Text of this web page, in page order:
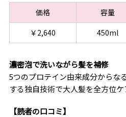
価格 容量
￥2,640
450ml
濃密泡で洗いながら髪を補修
5つのプロテイン由来成分からな
する独自技術で大人髪を全方位ケ
【読者の口コミ】